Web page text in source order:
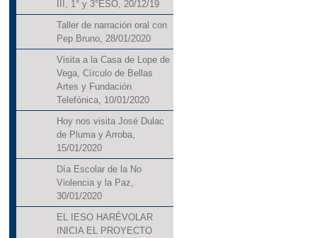
III, 1° y 3°ESO, 20/12/19
Taller de narración oral con
Pep Bruno, 28/01/2020
Visita a la Casa de Lope de
Vega, Círculo de Bellas
Artes y Fundación
Telefónica, 10/01/2020
Hoy nos visita José Dulac
de Pluma y Arroba,
15/01/2020
Día Escolar de la No
Violencia y la Paz,
30/01/2020
EL IESO HARÉVOLAR
INICIA EL PROYECTO